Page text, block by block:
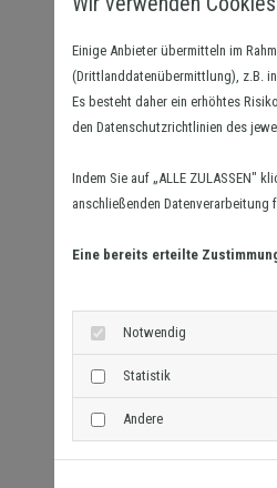
Einige Anbieter übermitteln im
(Drittlanddatenübermittlung), z.B.
Es besteht daher ein erhöhtes
den Datenschutzrichtlinien des
Indem Sie auf „ALLE ZULASSEN"
anschließenden
Eine bereits erteilte
Notwendig
Statistik
Andere